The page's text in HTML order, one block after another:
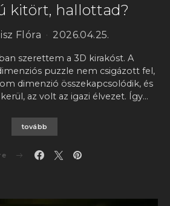
kitört, hallottad?
Flóra 2026.04.25.
szerettem a 3D kirakóst. A
puzzle nem csigázott fel,
dimenzió összekapcsolódik, és
az volt az igazi élvezet. Így…
tovább